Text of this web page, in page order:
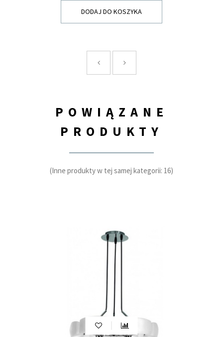
DODAJ DO KOSZYKA
POWIĄZANE
PRODUKTY
(Inne produkty w tej samej kategorii: 16)